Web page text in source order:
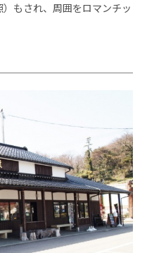
もされ、周囲をロマンチッ